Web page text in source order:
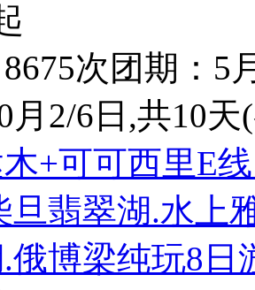
次 团期：5
月2/6日 ,共10天
木+可可西里E
旦翡翠湖.水上
俄博梁纯玩8日